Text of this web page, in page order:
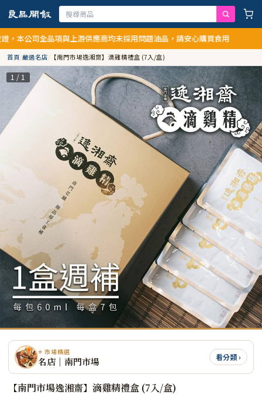
本公司全品項與上游供應商均未採用問題油品，請安心購買食用
首頁/嚴選名店/ 【南門市場逸湘齋】滴雞精禮盒 (7入/盒)
1 / 1
⭐ 市場精選
名店｜南門市場 看分類 ›
【南門市場逸湘齋】滴雞精禮盒 (7入/盒)